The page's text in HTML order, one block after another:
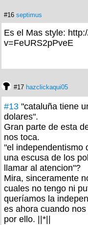
#16 septimus
Es el Mas style:
v=FeURS2pPveE
#17 hazclickaqui05
#13 "cataluña tiene
dolares".
Gran parte de esta
nos toca.
"el independentismo
una escusa de los
llamar al atencion"?
Mira, sinceramente
cuales no tengo ni
queríamos la
es ahora cuando
por ello. ||*||